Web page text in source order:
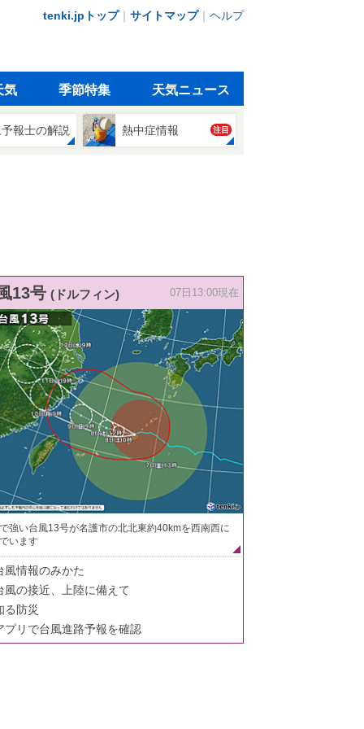
tenki.jpトップ｜ サイトマップ｜ ヘルプ
気 季節特集 天気ニュース
報士の解説 熱中症情報 注目
13号 (ドルフィン) 07日13:00現在
強い台風13号が名護市の北北東約40kmを西南西に
います
風情報のみかた
風の接近、上陸に備えて
る防災
プリで台風進路予報を確認